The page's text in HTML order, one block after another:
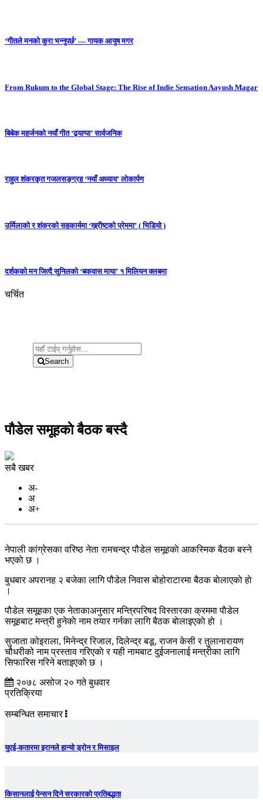
‘गीतले मनको कुरा भन्नुपर्छ’ — गायक आयुष मगर
From Rukum to the Global Stage: The Rise of Indie Sensation Aayush Magar
बिबेक महर्जनको नयाँ गीत ‘ढ्याप्पा’ सार्वजनिक
राहुल शंकरकृत गजलसङ्ग्रह ‘नयाँ अध्याय’ लोकार्पण
उर्मिलाको र शंकरको सहकार्यमा ‘ख्रीष्टको प्रेममा’ ( भिडियो )
दर्शकको मन जित्दै सुनिलको ‘बकवास माया’ १ मिलियन क्लबमा
चर्चित
Search
पौडेल समूहकाे बैठक बस्दै
सबै खबर
अ-
अ
अ+
नेपाली कांग्रेसका वरिष्ठ नेता रामचन्द्र पौडेल समूहकाे आकस्मिक बैठक बस्ने
भएकाे छ ।
बुधबार अपरानह २ बजेका लागि पौडेल निवास बोहोराटारमा बैठक बाेलाएकाे हाे
।
पौडेल समूहका एक नेताकाअनुसार मन्त्रिपरिषद विस्तारका क्रममा पाैडेल
समूहबाट मन्त्री हुनेकाे नाम तयार गर्नका लागि बैठक बाेलाइएकाे हाे ।
सुजाता कोइराला, मिनेन्द्र रिजाल, दिलेन्द्र बडू, राजन केसी र तुलानारायण
चौधरीको नाम प्रस्ताव गरिएकाे र यही नामबाट दुईजनालाई मन्त्रीका लागि
सिफारिस गरिने बताइएकाे छ ।
२०७८ असोज २० गते बुधवार
प्रतिक्रिया
सम्बन्धित समाचार
युएई-कतारमा इरानले हान्यो ड्रोन र मिसाइल
किसानलाई पेन्सन दिने सरकारको प्रतिबद्धता